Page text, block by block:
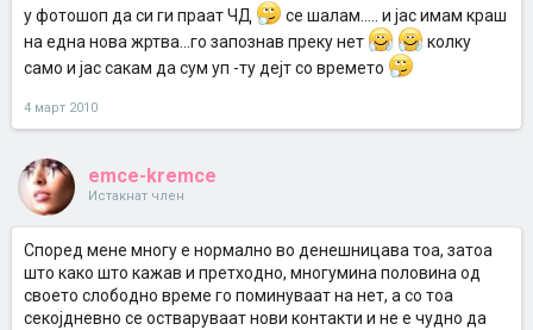
у фотошоп да си ги праат ЧД
се шалам..... и јас имам краш
на една нова жртва...го запознав преку нет
колку
само и јас сакам да сум уп -ту дејт со времето
4 март 2010
emce-kremce
Истакнат член
Според мене многу е нормално во денешницава тоа, затоа
што како што кажав и претходно, многумина половина од
своето слободно време го поминуваат на нет, а со тоа
секојдневно се остваруваат нови контакти и не е чудно да